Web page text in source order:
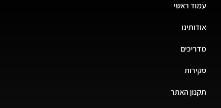
עמוד ראשי
אודותינו
מדריכים
סקירות
תקנון האתר